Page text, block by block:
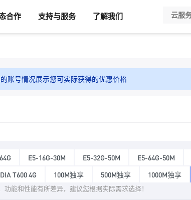
合作 支持与服务 了解我们
账号情况展示您可实际获得的优惠价格
E5-16G-30M E5-32G-50M E5-64G-50M
T600 4G
100M独享 500M独享 1000M独享
功能和性能有所差异，建议您根据实际需求选择！